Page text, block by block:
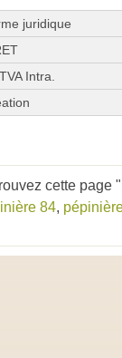
juridique
Intra.
cette page
84,